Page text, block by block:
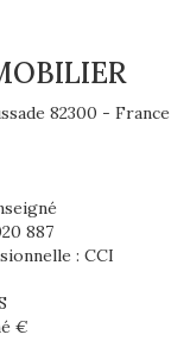
82300 - France
887
: CCI
€